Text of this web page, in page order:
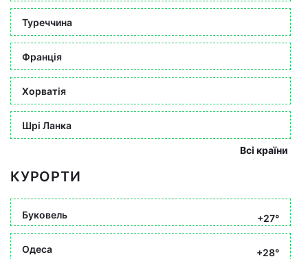
Туреччина
Франція
Хорватія
Шрі Ланка
Всі країни
КУРОРТИ
Буковель +27°
Одеса +28°